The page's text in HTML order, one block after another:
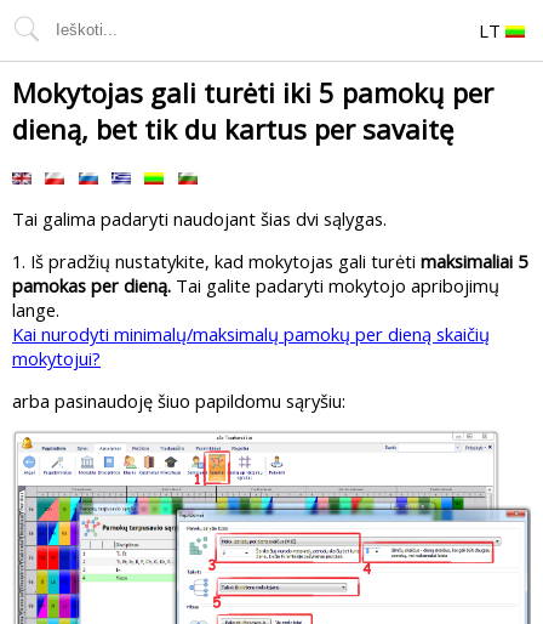
LT
Mokytojas gali turėti iki 5 pamokų per
dieną, bet tik du kartus per savaitę
Tai galima padaryti naudojant šias dvi sąlygas.
1. Iš pradžių nustatykite, kad mokytojas gali turėti maksimaliai 5
pamokas per dieną. Tai galite padaryti mokytojo apribojimų
lange.
Kai nurodyti minimalų/maksimalų pamokų per dieną skaičių
mokytojui?
arba pasinaudoję šiuo papildomu sąryšiu: